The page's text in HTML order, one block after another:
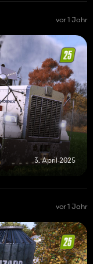
vor 1 Jahr
3. April 2025
vor 1 Jahr